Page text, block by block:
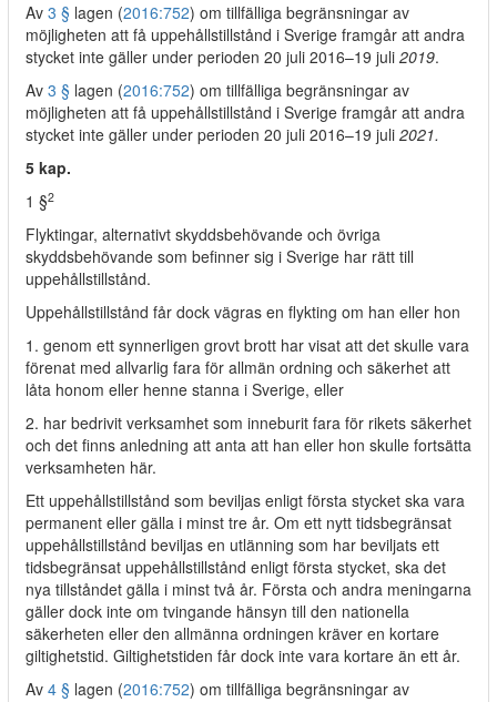
Av 3 § lagen (2016:752) om tillfälliga begränsningar av
möjligheten att få uppehållstillstånd i Sverige framgår att andra
stycket inte gäller under perioden 20 juli 2016–19 juli 2019.
Av 3 § lagen (2016:752) om tillfälliga begränsningar av
möjligheten att få uppehållstillstånd i Sverige framgår att andra
stycket inte gäller under perioden 20 juli 2016–19 juli 2021.
5 kap.
1 §2
Flyktingar, alternativt skyddsbehövande och övriga
skyddsbehövande som befinner sig i Sverige har rätt till
uppehållstillstånd.
Uppehållstillstånd får dock vägras en flykting om han eller hon
1. genom ett synnerligen grovt brott har visat att det skulle vara
förenat med allvarlig fara för allmän ordning och säkerhet att
låta honom eller henne stanna i Sverige, eller
2. har bedrivit verksamhet som inneburit fara för rikets säkerhet
och det finns anledning att anta att han eller hon skulle fortsätta
verksamheten här.
Ett uppehållstillstånd som beviljas enligt första stycket ska vara
permanent eller gälla i minst tre år. Om ett nytt tidsbegränsat
uppehållstillstånd beviljas en utlänning som har beviljats ett
tidsbegränsat uppehållstillstånd enligt första stycket, ska det
nya tillståndet gälla i minst två år. Första och andra meningarna
gäller dock inte om tvingande hänsyn till den nationella
säkerheten eller den allmänna ordningen kräver en kortare
giltighetstid. Giltighetstiden får dock inte vara kortare än ett år.
Av 4 § lagen (2016:752) om tillfälliga begränsningar av